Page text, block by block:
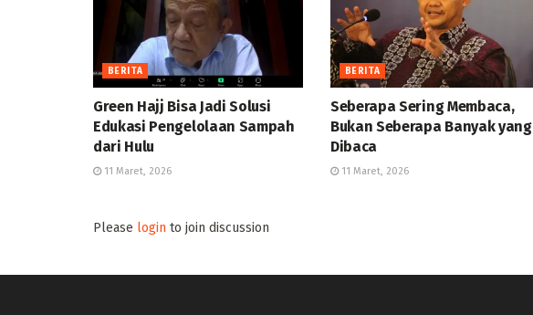
BERITA
Green Hajj Bisa Jadi Solusi
Edukasi Pengelolaan Sampah
dari Hulu
11 Maret, 2026
BERITA
Seberapa Sering Membaca,
Bukan Seberapa Banyak yang
Dibaca
11 Maret, 2026
Please login to join discussion